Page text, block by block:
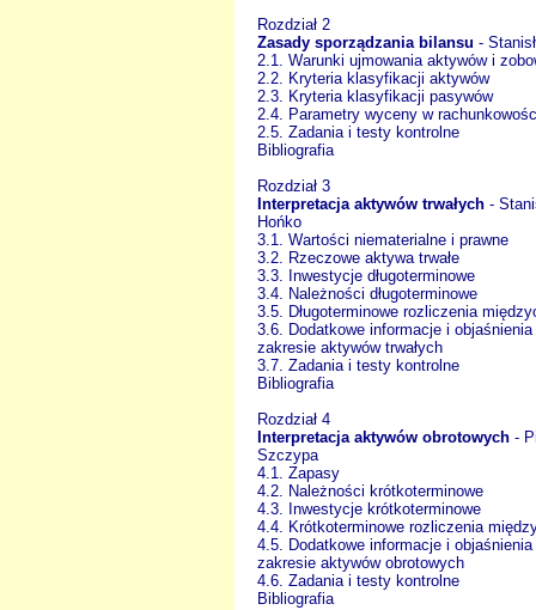
Rozdział 2
Zasady sporządzania bilansu -
2.1. Warunki ujmowania aktywów i
2.2. Kryteria klasyfikacji aktywów
2.3. Kryteria klasyfikacji pasywów
2.4. Parametry wyceny w
2.5. Zadania i testy kontrolne
Bibliografia
Rozdział 3
Interpretacja aktywów trwałych -
Hońko
3.1. Wartości niematerialne i prawne
3.2. Rzeczowe aktywa trwałe
3.3. Inwestycje długoterminowe
3.4. Należności długoterminowe
3.5. Długoterminowe rozliczenia
3.6. Dodatkowe informacje i objaśnienia
zakresie aktywów trwałych
3.7. Zadania i testy kontrolne
Bibliografia
Rozdział 4
Interpretacja aktywów obrotowych -
Szczypa
4.1. Zapasy
4.2. Należności krótkoterminowe
4.3. Inwestycje krótkoterminowe
4.4. Krótkoterminowe rozliczenia
4.5. Dodatkowe informacje i objaśnienia
zakresie aktywów obrotowych
4.6. Zadania i testy kontrolne
Bibliografia